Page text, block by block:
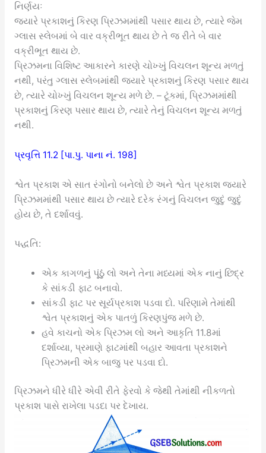
નિર્ણયઃ
જ્યારે પ્રકાશનું કિરણ પ્રિઝમમાંથી પસાર થાય છે, ત્યારે જેમ
ગ્લાસ સ્લેબમાં બે વાર વક્રીભૂત થાય છે તે જ રીતે બે વાર
વક્રીભૂત થાય છે.
પ્રિઝમના વિશિષ્ટ આકારને કારણે ચોખ્ખું વિચલન શૂન્ય મળતું
નથી, પરંતુ ગ્લાસ સ્લેબમાંથી જ્યારે પ્રકાશનું કિરણ પસાર થાય
છે, ત્યારે ચોખ્ખું વિચલન શૂન્ય મળે છે. – ટૂંકમાં, પ્રિઝમમાંથી
પ્રકાશનું કિરણ પસાર થાય છે, ત્યારે તેનું વિચલન શૂન્ય મળતું
નથી.
પ્રવૃત્તિ 11.2 [પા.પુ. પાના નં. 198]
શ્વેત પ્રકાશ એ સાત રંગોનો બનેલો છે અને શ્વેત પ્રકાશ જ્યારે
પ્રિઝમમાંથી પસાર થાય છે ત્યારે દરેક રંગનું વિચલન જુદું જુદું
હોય છે, તે દર્શાવવું.
પદ્ધતિ:
એક કાગળનું પૂંઠું લો અને તેના મધ્યમાં એક નાનું છિદ્ર
કે સાંકડી ફાટ બનાવો.
સાંકડી ફાટ પર સૂર્યપ્રકાશ પડવા દો. પરિણામે તેમાંથી
શ્વેત પ્રકાશનું એક પાતળું કિરણપુંજ મળે છે.
હવે કાચનો એક પ્રિઝમ લો અને આકૃતિ 11.8માં
દર્શાવ્યા, પ્રમાણે ફાટમાંથી બહાર આવતા પ્રકાશને
પ્રિઝમની એક બાજુ પર પડવા દો.
પ્રિઝમને ધીરે ધીરે એવી રીતે ફેરવો કે જેથી તેમાંથી નીકળતો
પ્રકાશ પાસે રાખેલા પડદા પર દેખાય.